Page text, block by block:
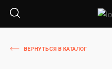
ВЕРНУТЬСЯ В КАТАЛОГ